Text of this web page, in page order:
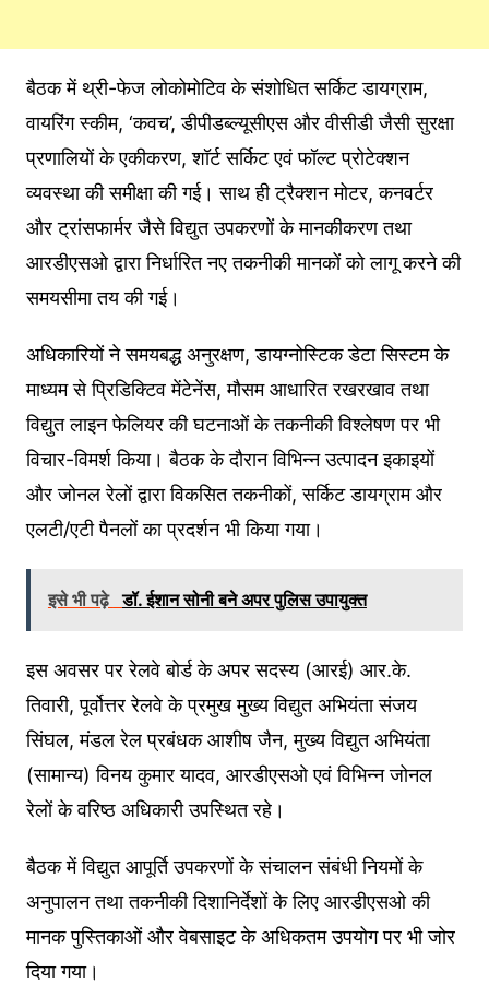
बैठक में थ्री-फेज लोकोमोटिव के संशोधित सर्किट डायग्राम,
वायरिंग स्कीम, ‘कवच’, डीपीडब्ल्यूसीएस और वीसीडी जैसी सुरक्षा
प्रणालियों के एकीकरण, शॉर्ट सर्किट एवं फॉल्ट प्रोटेक्शन
व्यवस्था की समीक्षा की गई। साथ ही ट्रैक्शन मोटर, कनवर्टर
और ट्रांसफार्मर जैसे विद्युत उपकरणों के मानकीकरण तथा
आरडीएसओ द्वारा निर्धारित नए तकनीकी मानकों को लागू करने की
समयसीमा तय की गई।
अधिकारियों ने समयबद्ध अनुरक्षण, डायग्नोस्टिक डेटा सिस्टम के
माध्यम से प्रिडिक्टिव मेंटेनेंस, मौसम आधारित रखरखाव तथा
विद्युत लाइन फेलियर की घटनाओं के तकनीकी विश्लेषण पर भी
विचार-विमर्श किया। बैठक के दौरान विभिन्न उत्पादन इकाइयों
और जोनल रेलों द्वारा विकसित तकनीकों, सर्किट डायग्राम और
एलटी/एटी पैनलों का प्रदर्शन भी किया गया।
इसे भी पढ़े डॉ. ईशान सोनी बने अपर पुलिस उपायुक्त
इस अवसर पर रेलवे बोर्ड के अपर सदस्य (आरई) आर.के.
तिवारी, पूर्वोत्तर रेलवे के प्रमुख मुख्य विद्युत अभियंता संजय
सिंघल, मंडल रेल प्रबंधक आशीष जैन, मुख्य विद्युत अभियंता
(सामान्य) विनय कुमार यादव, आरडीएसओ एवं विभिन्न जोनल
रेलों के वरिष्ठ अधिकारी उपस्थित रहे।
बैठक में विद्युत आपूर्ति उपकरणों के संचालन संबंधी नियमों के
अनुपालन तथा तकनीकी दिशानिर्देशों के लिए आरडीएसओ की
मानक पुस्तिकाओं और वेबसाइट के अधिकतम उपयोग पर भी जोर
दिया गया।